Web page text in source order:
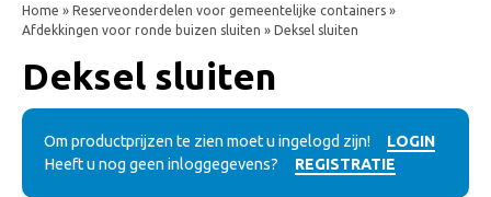
Home » Reserveonderdelen voor gemeentelijke containers »
Afdekkingen voor ronde buizen sluiten » Deksel sluiten
Deksel sluiten
Om productprijzen te zien moet u ingelogd zijn!
LOGIN
Heeft u nog geen inloggegevens?
REGISTRATIE